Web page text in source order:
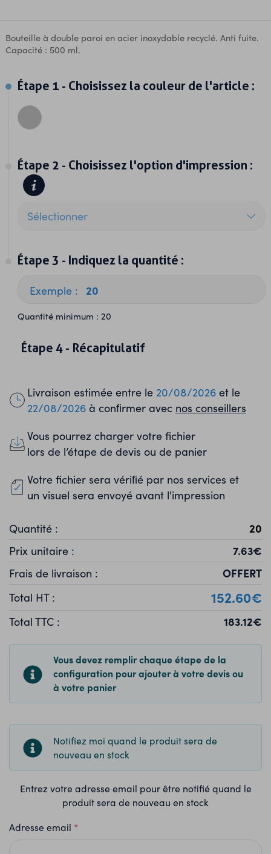
Bouteille à double paroi en acier inoxydable recyclé. Anti fuite.
Capacité : 500 ml.
étape 1 - Choisissez la couleur de l'article :
étape 2 - Choisissez l'option d'impression :
étape 3 - Indiquez la quantité :
Quantité minimum : 20
Étape 4 - Récapitulatif
Couleurs
Livraison estimée entre le 20/08/2026 et le
22/08/2026 à conﬁrmer avec nos conseillers
Vous pourrez charger votre fichier
lors de l’étape de devis ou de panier
Votre fichier sera vériﬁé par nos services et
un visuel sera envoyé avant l'impression
Quantité :
Prix unitaire :
7.63€
Frais de livraison : OFFERT
Total HT : 152.60€
Total TTC : 183.12€
Vous devez remplir chaque étape de la
configuration pour ajouter à votre devis ou
à votre panier
Notifiez moi quand le produit sera de
nouveau en stock
Entrez votre adresse email pour être notifié quand le
produit sera de nouveau en stock
Adresse email